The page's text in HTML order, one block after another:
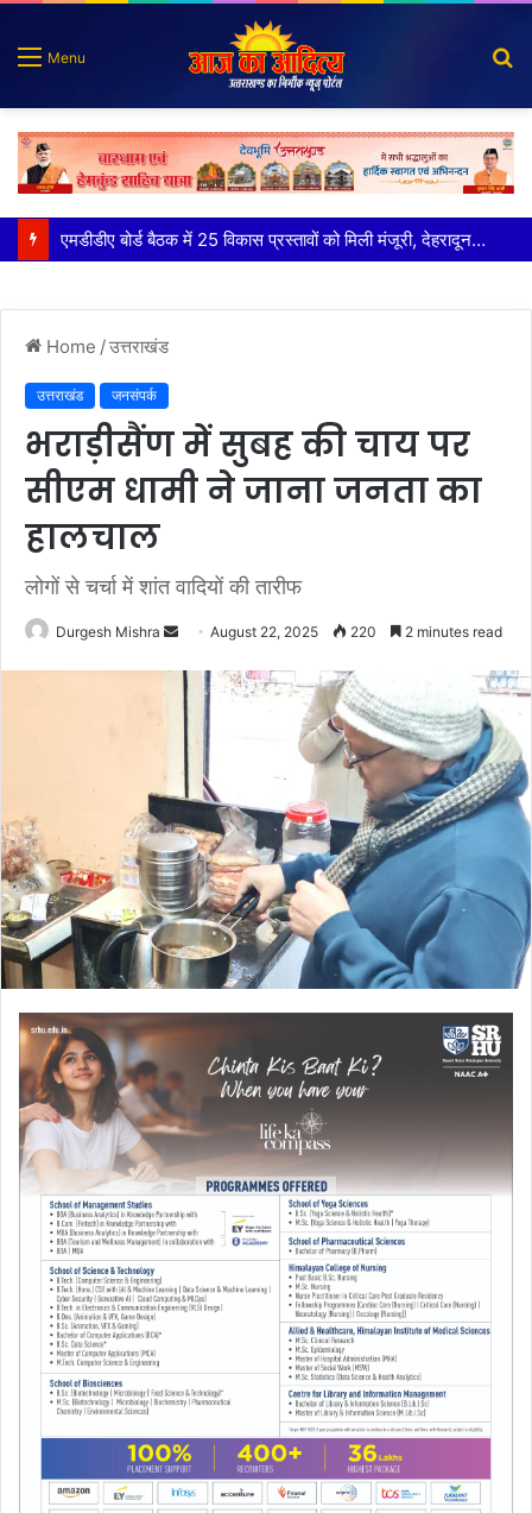
Menu
कृष्णा हाउसकीपिंग के मालिक दीपक जायसवाल विनोद नौटियाल आदि पर मुकदमा दर्ज
Home /उत्तराखंड
उत्तराखंड जनसंपर्क
भराड़ीसैंण में सुबह की चाय पर
सीएम धामी ने जाना जनता का
हालचाल
लोगों से चर्चा में शांत वादियों की तारीफ
Durgesh Mishra
Send
email
August 22, 2025 220 2 minutes read